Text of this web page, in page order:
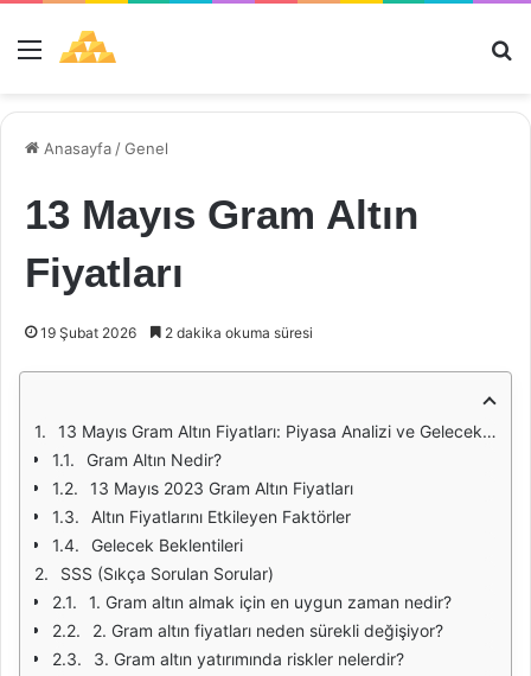
Menü
Anasayfa /Genel
13 Mayıs Gram Altın
Fiyatları
19 Şubat 2026 2 dakika okuma süresi
13 Mayıs Gram Altın Fiyatları: Piyasa Analizi ve Gelecek Beklentileri
Gram Altın Nedir?
13 Mayıs 2023 Gram Altın Fiyatları
Altın Fiyatlarını Etkileyen Faktörler
Gelecek Beklentileri
SSS (Sıkça Sorulan Sorular)
1. Gram altın almak için en uygun zaman nedir?
2. Gram altın fiyatları neden sürekli değişiyor?
3. Gram altın yatırımında riskler nelerdir?